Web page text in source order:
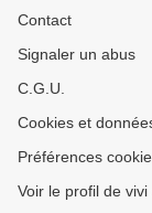
Contact
Signaler un abus
C.G.U.
Cookies et
Préférences
Voir le profil de